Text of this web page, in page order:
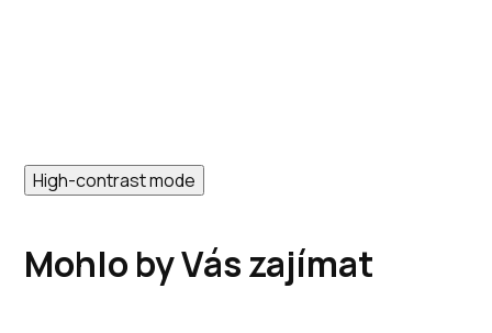
High-contrast mode
Mohlo by Vás zajímat